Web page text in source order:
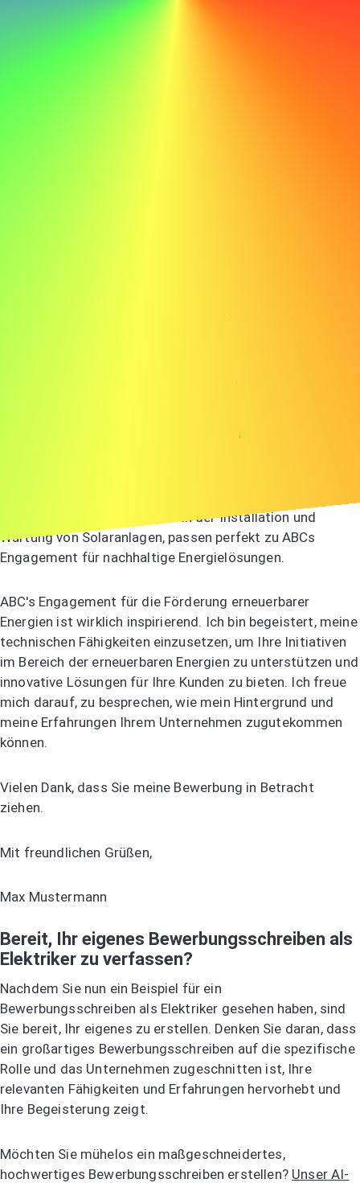
Mit meinen technischen Fähigkeiten und meiner
Ich schreibe Ihnen, um mein Interesse an der Position des
Bei JKL habe ich die Entwicklung einer Funktion geleitet,
Elektrotechnik, insbesondere in der Installation und
Wartung von Solaranlagen, passen perfekt zu ABCs
Engagement für nachhaltige Energielösungen.
ABC's Engagement für die Förderung erneuerbarer
Energien ist wirklich inspirierend. Ich bin begeistert, meine
technischen Fähigkeiten einzusetzen, um Ihre Initiativen
im Bereich der erneuerbaren Energien zu unterstützen und
innovative Lösungen für Ihre Kunden zu bieten. Ich freue
mich darauf, zu besprechen, wie mein Hintergrund und
meine Erfahrungen Ihrem Unternehmen zugutekommen
können.
Vielen Dank, dass Sie meine Bewerbung in Betracht
ziehen.
Mit freundlichen Grüßen,
Max Mustermann
Bereit, Ihr eigenes Bewerbungsschreiben als
Elektriker zu verfassen?
Nachdem Sie nun ein Beispiel für ein
Bewerbungsschreiben als Elektriker gesehen haben, sind
Sie bereit, Ihr eigenes zu erstellen. Denken Sie daran, dass
ein großartiges Bewerbungsschreiben auf die spezifische
Rolle und das Unternehmen zugeschnitten ist, Ihre
relevanten Fähigkeiten und Erfahrungen hervorhebt und
Ihre Begeisterung zeigt.
Möchten Sie mühelos ein maßgeschneidertes,
hochwertiges Bewerbungsschreiben erstellen? Unser AI-